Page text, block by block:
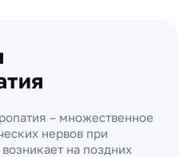
– множественное
нервов при
на поздних